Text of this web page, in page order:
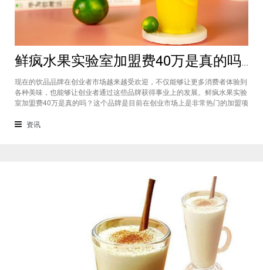
鲜疯水果实验室加盟费40万是真的吗？根本没有传言中那么多！
现在的饮品品牌在创业者市场越来越受欢迎，不仅能够让更多消费者体验到
各种美味，也能够让创业者通过这些品牌获得事业上的发展。鲜疯水果实验
室加盟费40万是真的吗？这个品牌是目前在创业市场上是非常热门的加盟项
比较好的印象，比较低廉的鲜疯水果实验室加盟用也成为了众多创业者青睐
资讯